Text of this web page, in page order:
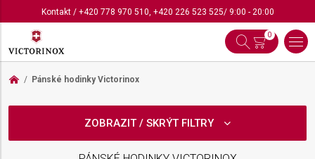
Kontakt/ +420 778 970 510, +420 226 523 525/ 9:00 - 20:00
0
Pánské hodinky Victorinox
ZOBRAZIT / SKRÝT FILTRY